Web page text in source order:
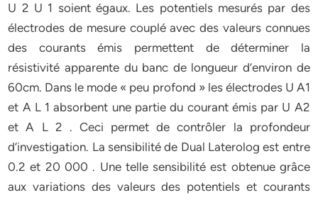
U 2 U 1 soient égaux. Les potentiels mesurés par des
électrodes de mesure couplé avec des valeurs connues
des courants émis permettent de déterminer la
résistivité apparente du banc de longueur d’environ de
60cm. Dans le mode « peu profond » les électrodes U A1
et A L 1 absorbent une partie du courant émis par U A2
et A L 2 . Ceci permet de contrôler la profondeur
d’investigation. La sensibilité de Dual Laterolog est entre
0.2 et 20 000 . Une telle sensibilité est obtenue grâce
aux variations des valeurs des potentiels et courants